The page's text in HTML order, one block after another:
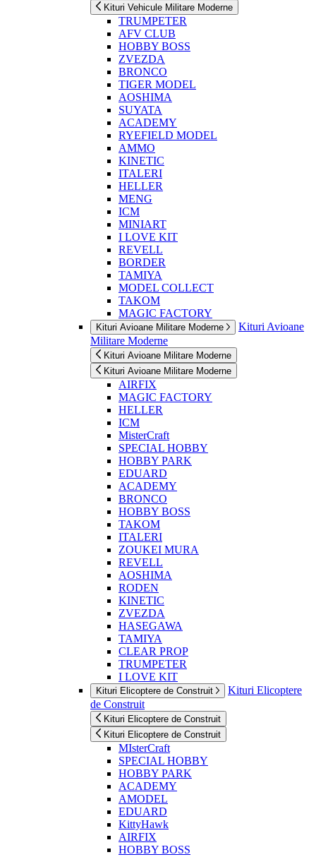
Kituri Vehicule Militare Moderne
TRUMPETER
AFV CLUB
HOBBY BOSS
ZVEZDA
BRONCO
TIGER MODEL
AOSHIMA
SUYATA
ACADEMY
RYEFIELD MODEL
AMMO
KINETIC
ITALERI
HELLER
MENG
ICM
MINIART
I LOVE KIT
REVELL
BORDER
TAMIYA
MODEL COLLECT
TAKOM
MAGIC FACTORY
Kituri Avioane Militare Moderne
Kituri Avioane
Militare Moderne
Kituri Avioane Militare Moderne
Kituri Avioane Militare Moderne
AIRFIX
MAGIC FACTORY
HELLER
ICM
MisterCraft
SPECIAL HOBBY
HOBBY PARK
EDUARD
ACADEMY
BRONCO
HOBBY BOSS
TAKOM
ITALERI
ZOUKEI MURA
REVELL
AOSHIMA
RODEN
KINETIC
ZVEZDA
HASEGAWA
TAMIYA
CLEAR PROP
TRUMPETER
I LOVE KIT
Kituri Elicoptere de Construit
Kituri Elicoptere
de Construit
Kituri Elicoptere de Construit
Kituri Elicoptere de Construit
MIsterCraft
SPECIAL HOBBY
HOBBY PARK
ACADEMY
AMODEL
EDUARD
KittyHawk
AIRFIX
HOBBY BOSS